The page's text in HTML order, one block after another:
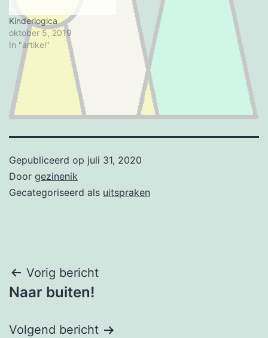
Kinderlogica
oktober 5, 2019
In "artikel"
Gepubliceerd op juli 31, 2020
Door gezinenik
Gecategoriseerd als uitspraken
Bericht
navigatie
Vorig bericht
Naar buiten!
Volgend bericht